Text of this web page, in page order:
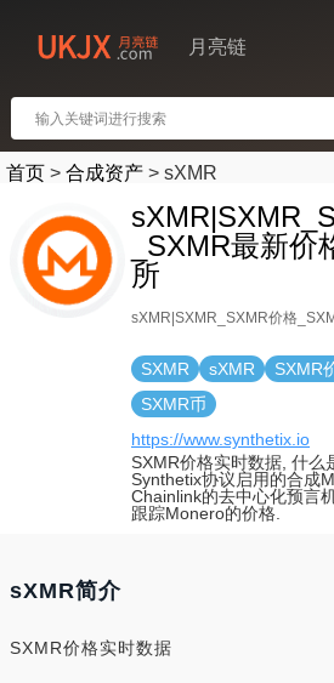
月亮链
首页 > 合成资产 > sXMR
_SXMR最新
所
sXMR|SXMR_SXMR价格
SXMR sXMR SXMR
SXMR币
https://www.synthetix.io
SXMR价格实时数据, 什么
Synthetix协议启用的合成
Chainlink的去中心化预言
跟踪Monero的价格.
sXMR简介
SXMR价格实时数据